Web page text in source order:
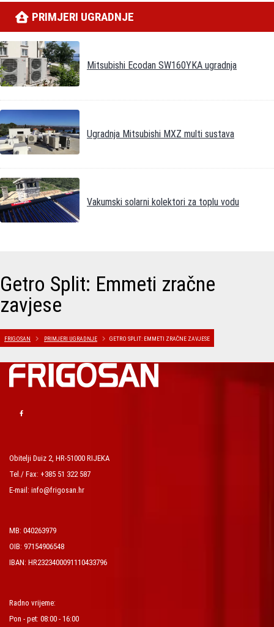
PRIMJERI UGRADNJE
Mitsubishi Ecodan SW160YKA ugradnja
Ugradnja Mitsubishi MXZ multi sustava
Vakumski solarni kolektori za toplu vodu
Getro Split: Emmeti zračne
zavjese
FRIGOSAN PRIMJERI UGRADNJE GETRO SPLIT: EMMETI ZRAČNE ZAVJESE
Obitelji Duiz 2, HR-51000 RIJEKA
Tel./ Fax: +385 51 322 587
E-mail: info@frigosan.hr
MB: 040263979
OIB: 97154906548
IBAN: HR2323400091110433796
Radno vrijeme:
Pon - pet: 08:00 - 16:00